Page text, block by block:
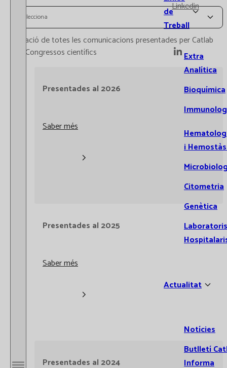
de
Treball
Extra
Analítica
Bioquímica
i
Citometria
Genètica
Laboratoris
Actualitat
Notícies
Butlletí
Informa
Linkedin
Selecciona
Relació de totes les comunicacions presentades per Catlab
als Congressos científics
Presentades al 2026
Saber més
Presentades al 2025
Saber més
Presentades al 2024